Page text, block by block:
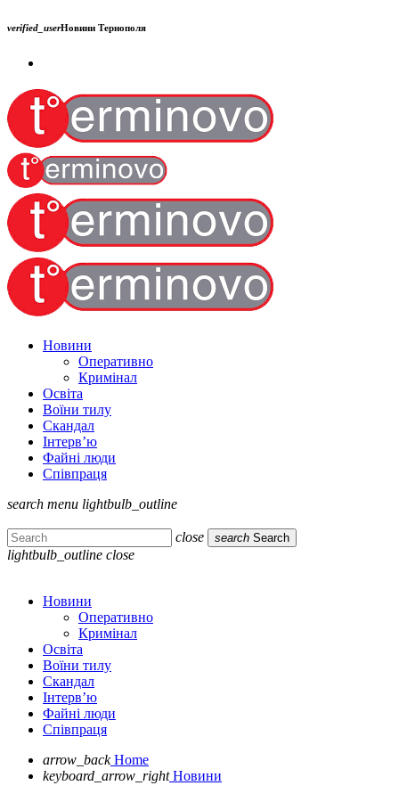
verified_userНовини Тернополя
Новини
Оперативно
Кримінал
Освіта
Воїни тилу
Скандал
Інтерв’ю
Файні люди
Співпраця
search menu lightbulb_outline
close search Search
lightbulb_outline close
Новини
Оперативно
Кримінал
Освіта
Воїни тилу
Скандал
Інтерв’ю
Файні люди
Співпраця
arrow_back Home
keyboard_arrow_right Новини